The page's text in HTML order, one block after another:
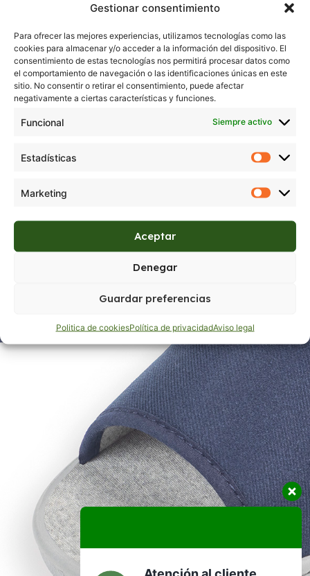
Gestionar consentimiento
Para ofrecer las mejores experiencias, utilizamos tecnologías como las
cookies para almacenar y/o acceder a la información del dispositivo. El
consentimiento de estas tecnologías nos permitirá procesar datos como
el comportamiento de navegación o las identificaciones únicas en este
sitio. No consentir o retirar el consentimiento, puede afectar
negativamente a ciertas características y funciones.
Funcional Siempre activo
Estadísticas
Marketing
Aceptar
Denegar
Guardar preferencias
Politica de cookiesPolítica de privacidadAviso legal